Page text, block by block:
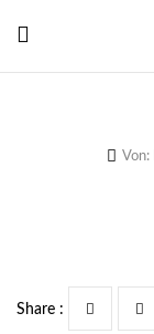
Von:
Share :